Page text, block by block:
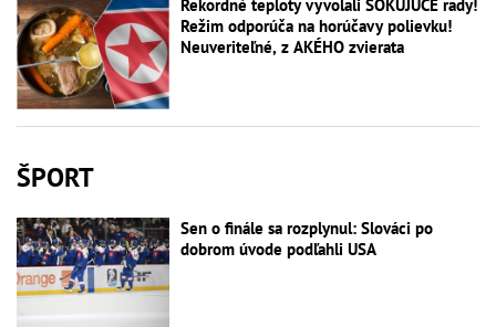
Rekordné teploty vyvolali ŠOKUJÚCE rady!
Režim odporúča na horúčavy polievku!
Neuveriteľné, z AKÉHO zvierata
ŠPORT
Sen o finále sa rozplynul: Slováci po
dobrom úvode podľahli USA